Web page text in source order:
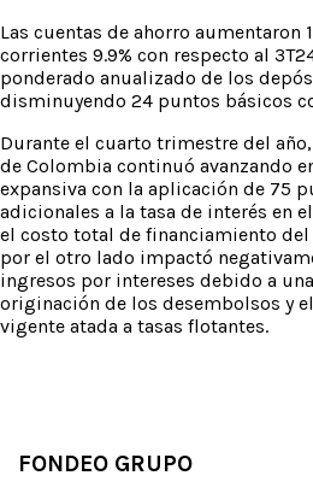
Las cuentas de ahorro aumentaron
corrientes 9.9% con respecto al
ponderado anualizado de los
disminuyendo 24 puntos básicos
Durante el cuarto trimestre del
de Colombia continuó avanzando
expansiva con la aplicación de 75
adicionales a la tasa de interés en
el costo total de financiamiento
por el otro lado impactó
ingresos por intereses debido a
originación de los desembolsos y
vigente atada a tasas flotantes.
FONDEO GRUPO